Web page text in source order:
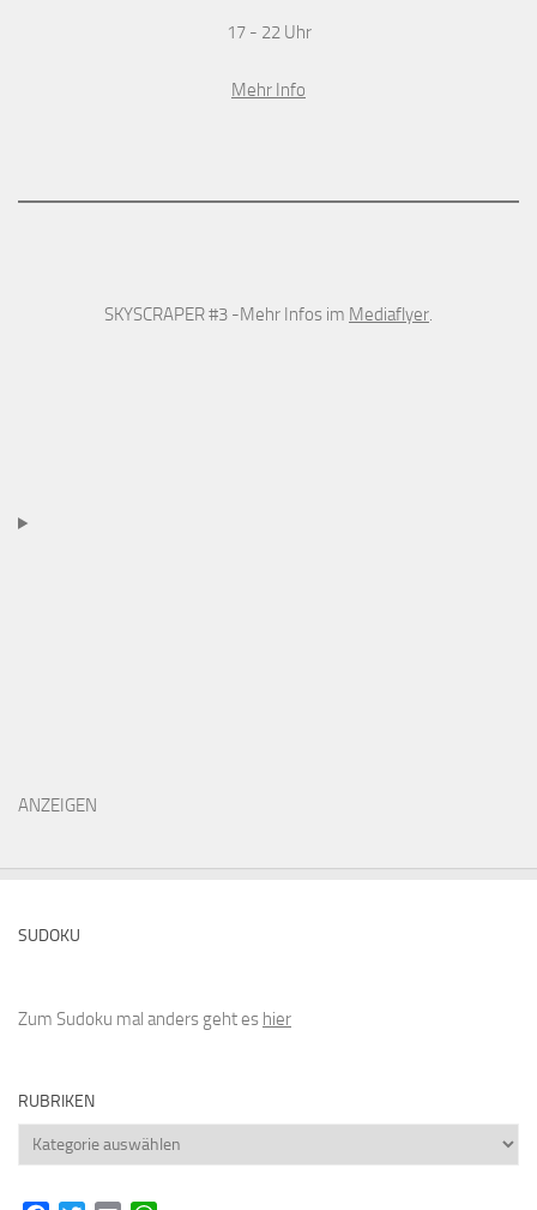
17 - 22 Uhr
Mehr Info
SKYSCRAPER #3 -Mehr Infos im Mediaflyer.
ANZEIGEN
SUDOKU
Zum Sudoku mal anders geht es hier
RUBRIKEN
Rubriken